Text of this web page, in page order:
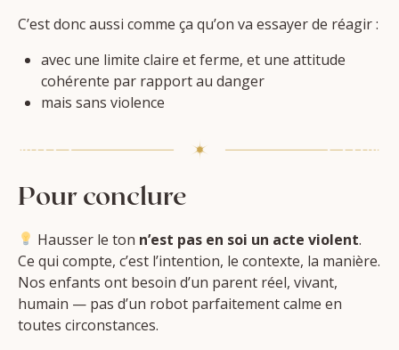
C’est donc aussi comme ça qu’on va essayer de réagir :
avec une limite claire et ferme, et une attitude
cohérente par rapport au danger
mais sans violence
Pour conclure
Hausser le ton n’est pas en soi un acte violent.
Ce qui compte, c’est l’intention, le contexte, la manière.
Nos enfants ont besoin d’un parent réel, vivant,
humain — pas d’un robot parfaitement calme en
toutes circonstances.